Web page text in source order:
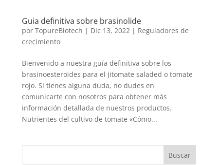
Guia definitiva sobre brasinolide
por TopureBiotech | Dic 13, 2022| Reguladores de
crecimiento
Bienvenido a nuestra guía definitiva sobre los
brasinoesteroides para el jitomate saladed o tomate
rojo. Si tienes alguna duda, no dudes en
comunicarte con nosotros para obtener más
información detallada de nuestros productos.
Nutrientes del cultivo de tomate «Cómo...
Buscar